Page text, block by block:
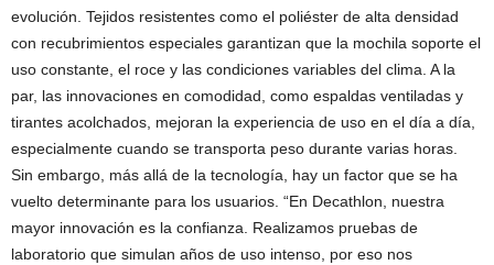
evolución. Tejidos resistentes como el poliéster de alta densidad
con recubrimientos especiales garantizan que la mochila soporte el
uso constante, el roce y las condiciones variables del clima. A la
par, las innovaciones en comodidad, como espaldas ventiladas y
tirantes acolchados, mejoran la experiencia de uso en el día a día,
especialmente cuando se transporta peso durante varias horas.
Sin embargo, más allá de la tecnología, hay un factor que se ha
vuelto determinante para los usuarios. “En Decathlon, nuestra
mayor innovación es la confianza. Realizamos pruebas de
laboratorio que simulan años de uso intenso, por eso nos